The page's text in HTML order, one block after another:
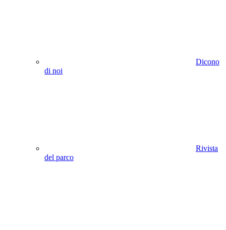
Dicono
di noi
Rivista
del parco